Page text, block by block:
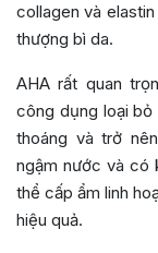
collagen và
thượng bì da.
AHA rất quan
công dụng loại
thoáng và trở
ngậm nước và có
thể cấp ẩm linh
hiệu quả.